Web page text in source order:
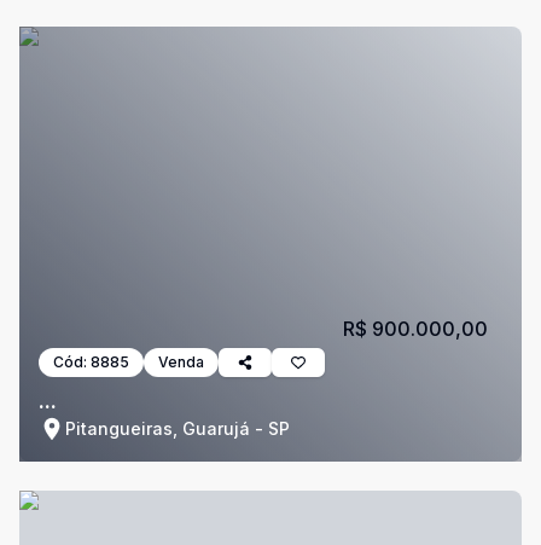
Cód: 8885 Venda
...
Pitangueiras, Guarujá - SP
R$ 900.000,00